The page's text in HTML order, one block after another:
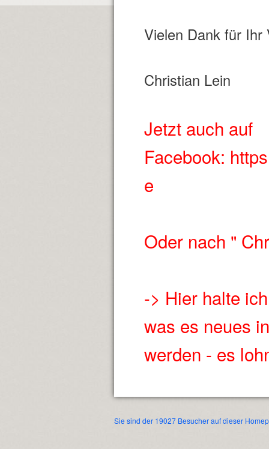
Vielen Dank für Ihr
Christian Lein
Jetzt auch auf
Facebook:
e
Oder nach "
-> Hier halte
was es neues
werden - es
Sie sind der 19027 Besucher auf dieser